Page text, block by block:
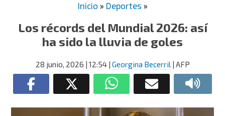
Inicio » Deportes »
Los récords del Mundial 2026: así
ha sido la lluvia de goles
28 junio, 2026 | 12:54| Georgina Becerril| AFP